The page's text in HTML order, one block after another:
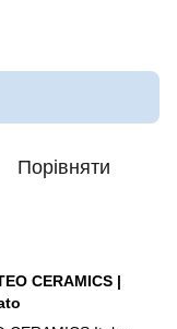
Порівняти
CERAMICS |